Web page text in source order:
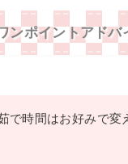
ンポイントアドバ
で時間はお好みで変